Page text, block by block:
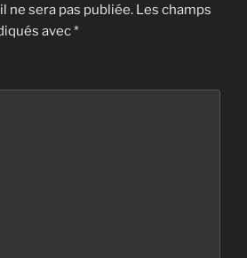
ne sera pas publiée. Les champs
avec*